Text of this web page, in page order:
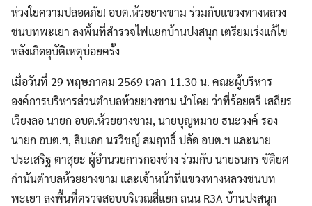
ห่วงใยความปลอดภัย! อบต.ห้วยยางขาม ร่วมกับแขวงทางหลวง
ชนบทพะเยา ลงพื้นที่สำรวจไฟแยกบ้านปงสนุก เตรียมเร่งแก้ไข
หลังเกิดอุบัติเหตุบ่อยครั้ง
เมื่อวันที่ 29 พฤษภาคม 2569 เวลา 11.30 น. คณะผู้บริหาร
องค์การบริหารส่วนตำบลห้วยยางขาม นำโดย ว่าที่ร้อยตรี เสถียร
เวียงลอ นายก อบต.ห้วยยางขาม, นายบุญหมาย ธนะวงค์ รอง
นายก อบต.ฯ, สิบเอก นรวิชญ์ สมฤทธิ์ ปลัด อบต.ฯ และนาย
ประเสริฐ ตาสุยะ ผู้อำนวยการกองช่าง ร่วมกับ นายธนกร ขัติยศ
กำนันตำบลห้วยยางขาม และเจ้าหน้าที่แขวงทางหลวงชนบท
พะเยา ลงพื้นที่ตรวจสอบบริเวณสี่แยก ถนน R3A บ้านปงสนุก